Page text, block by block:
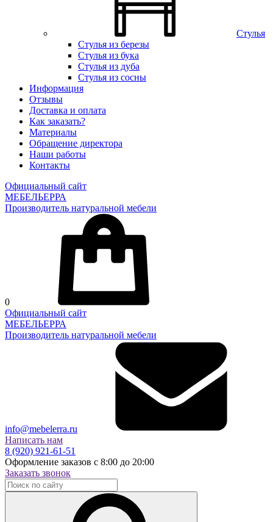
Стулья
Стулья из березы
Стулья из бука
Стулья из дуба
Стулья из сосны
Информация
Отзывы
Доставка и оплата
Как заказать?
Материалы
Обращение директора
Наши работы
Контакты
Официальный сайт
МЕБЕЛЬЕРРА
Производитель натуральной мебели
0
Официальный сайт
МЕБЕЛЬЕРРА
Производитель натуральной мебели
info@mebelerra.ru
Написать нам
8 (920) 921-61-51
Оформление заказов с 8:00 до 20:00
Заказать звонок